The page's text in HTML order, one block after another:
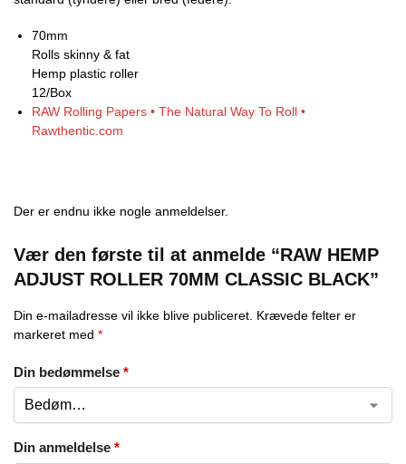
70mm
Rolls skinny & fat
Hemp plastic roller
12/Box
RAW Rolling Papers • The Natural Way To Roll •
Rawthentic.com
Der er endnu ikke nogle anmeldelser.
Vær den første til at anmelde “RAW HEMP
ADJUST ROLLER 70MM CLASSIC BLACK”
Din e-mailadresse vil ikke blive publiceret. Krævede felter er
markeret med *
Din bedømmelse *
Din anmeldelse *